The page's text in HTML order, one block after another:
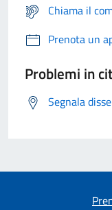
Chiama il
Prenota un
Problemi in
Segnala